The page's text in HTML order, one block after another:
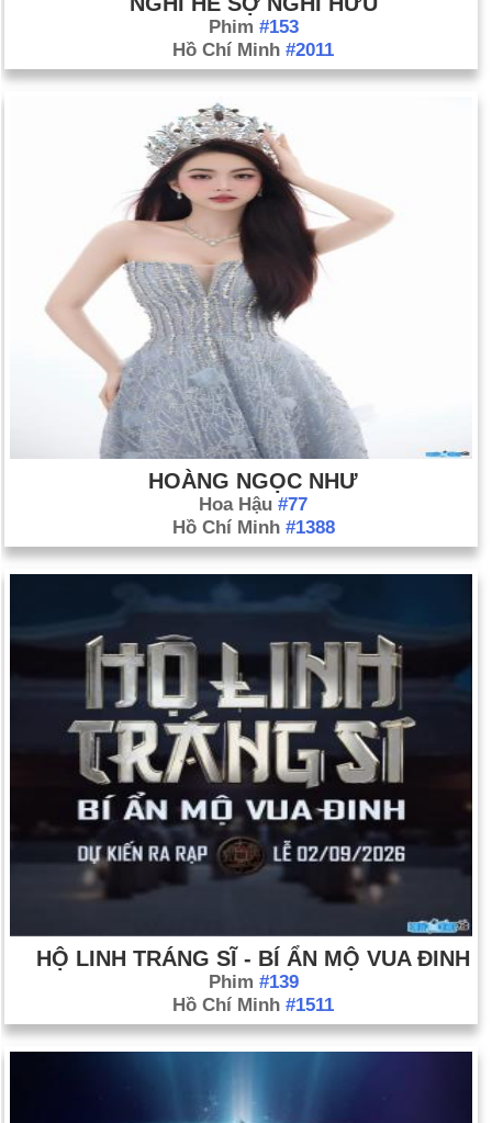
Phim #153
Hồ Chí Minh #2011
HOÀNG NGỌC NHƯ
Hoa Hậu #77
Hồ Chí Minh #1388
HỘ LINH TRÁNG SĨ - BÍ ẨN MỘ VUA ĐINH
Phim #139
Hồ Chí Minh #1511